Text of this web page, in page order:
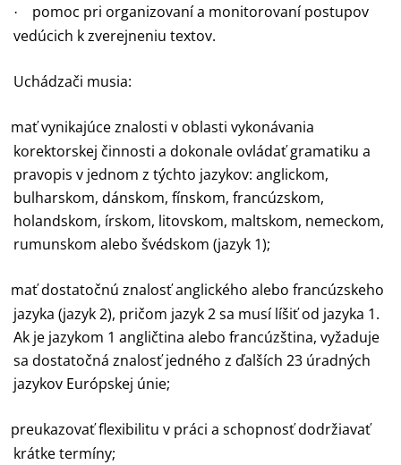
·
pomoc pri organizovaní a monitorovaní postupov
vedúcich k zverejneniu textov.
Uchádzači musia:
mať vynikajúce znalosti v oblasti vykonávania
korektorskej činnosti a dokonale ovládať gramatiku a
pravopis v jednom z týchto jazykov: anglickom,
bulharskom, dánskom, fínskom, francúzskom,
holandskom, írskom, litovskom, maltskom, nemeckom,
rumunskom alebo švédskom (jazyk 1);
mať dostatočnú znalosť anglického alebo francúzskeho
jazyka (jazyk 2), pričom jazyk 2 sa musí líšiť od jazyka 1.
Ak je jazykom 1 angličtina alebo francúzština, vyžaduje
sa dostatočná znalosť jedného z ďalších 23 úradných
jazykov Európskej únie;
preukazovať flexibilitu v práci a schopnosť dodržiavať
krátke termíny;